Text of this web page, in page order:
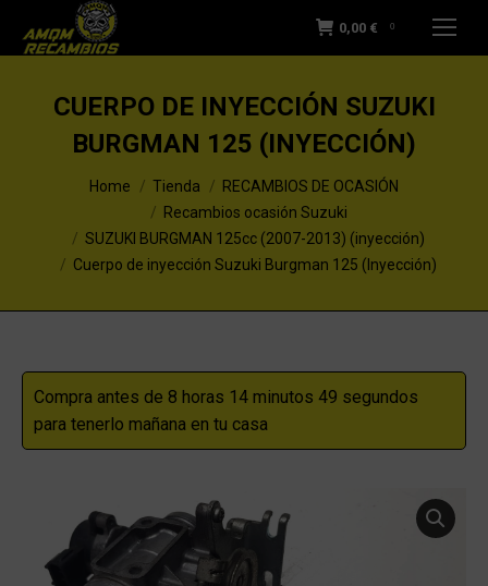
0,00 € 0
CUERPO DE INYECCIÓN SUZUKI
BURGMAN 125 (INYECCIÓN)
You are here:Home Tienda
RECAMBIOS DE OCASIÓN
Recambios ocasión Suzuki
SUZUKI BURGMAN 125cc (2007-2013) (inyección)
Cuerpo de inyección Suzuki Burgman 125 (Inyección)
Compra antes de 8 horas 14 minutos 48 segundos
para tenerlo mañana en tu casa